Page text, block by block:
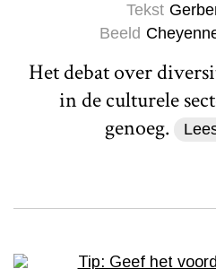
Tekst
Beeld
Het debat over
in de culturele
genoeg.